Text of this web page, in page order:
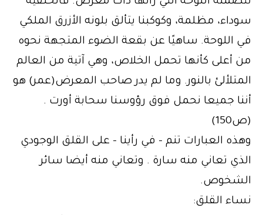
سوداء، مظلمة، وكوكبنا يتألق بلونه الأزرق الملكي
في اللوحة. ساهيًا عن بقعة الضوء المتجهة نحوه
من أعلى كأنها تحمل الخلاص، وهي آتية من العالم
المتلألئ بالنور. وما لم يدر صاحب المعرض(عمر) هو
أننا جميعا نحمل فوق رؤوسنا سحابة أورت .
(ص150)
وهذه العبارات تنم – في رأينا – على القلق الوجودي
الذي تعاني منه سارة . وتعاني منه أيضا سائر
الشخوص.
نساء القلق: